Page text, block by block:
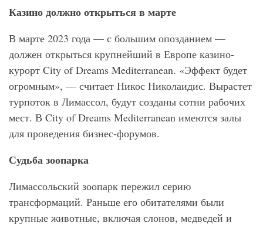
Казино должно открыться в марте
В марте 2023 года — с большим опозданием —
должен открыться крупнейший в Европе казино-
курорт City of Dreams Mediterranean. «Эффект будет
огромным», — считает Никос Николаидис. Вырастет
турпоток в Лимассол, будут созданы сотни рабочих
мест. В City of Dreams Mediterranean имеются залы
для проведения бизнес-форумов.
Судьба зоопарка
Лимассольский зоопарк пережил серию
трансформаций. Раньше его обитателями были
крупные животные, включая слонов, медведей и